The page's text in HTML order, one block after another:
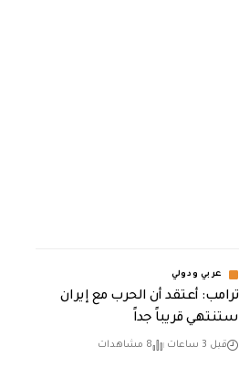
عربي ودولي
‏ترامب: أعتقد أن الحرب مع إيران
ستنتهي قريباً جداً
قبل 3 ساعات 8 مشاهدات